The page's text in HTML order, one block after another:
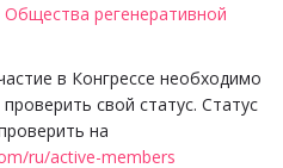
Общества регенеративной
в Конгрессе необходимо
свой статус. Статус
на
ru/active-members